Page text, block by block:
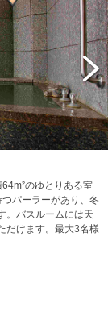
のゆとりある室
パーラーがあり、冬
。バスルームには天
だけます。最大3名様